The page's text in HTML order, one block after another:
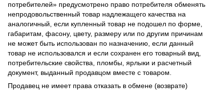
потребителей» предусмотрено право потребителя обменять
непродовольственный товар надлежащего качества на
аналогичный, если купленный товар не подошел по форме,
габаритам, фасону, цвету, размеру или по другим причинам
не может быть использован по назначению, если данный
товар не использовался и если сохранен его товарный вид,
потребительские свойства, пломбы, ярлыки и расчетный
документ, выданный продавцом вместе с товаром.
Продавец не имеет права отказать в обмене (возврате)